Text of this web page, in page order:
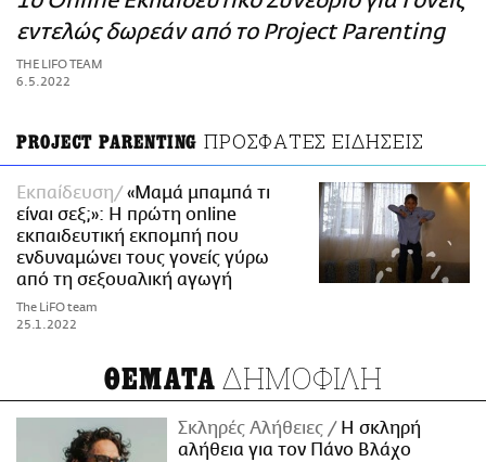
ΑΜΠΑ
PRINT
εντελώς δωρεάν από το Project Parenting
THE LIFO TEAM
6.5.2022
PROJECT PARENTING ΠΡΟΣΦΑΤΕΣ ΕΙΔΗΣΕΙΣ
Εκπαίδευση
«Μαμά μπαμπά τι
είναι σεξ;»: Η πρώτη online
εκπαιδευτική εκπομπή που
ενδυναμώνει τους γονείς γύρω
από τη σεξουαλική αγωγή
The LiFO team
25.1.2022
ΘΕΜΑΤΑ ΔΗΜΟΦΙΛΗ
Σκληρές Αλήθειες
H σκληρή
αλήθεια για τον Πάνο Βλάχο